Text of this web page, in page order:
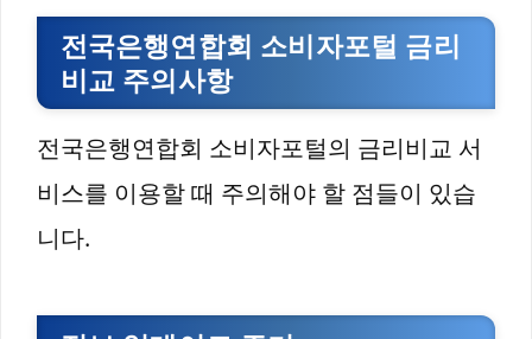
전국은행연합회 소비자포털 금리
비교 주의사항
전국은행연합회 소비자포털의 금리비교 서
비스를 이용할 때 주의해야 할 점들이 있습
니다.